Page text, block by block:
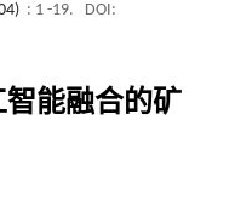
: 1 -19.
DOI:
能融合的矿